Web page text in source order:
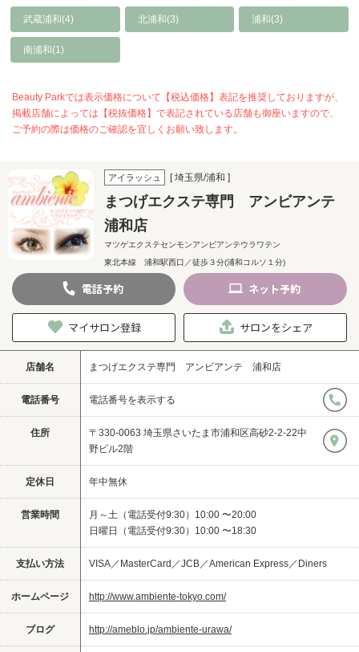
武蔵浦和(4) 北浦和(3) 浦和(3)
南浦和(1)
Beauty Parkでは表示価格について【税込価格】表記を推奨しておりますが、
掲載店舗によっては【税抜価格】で表記されている店舗も御座いますので、
ご予約の際は価格のご確認を宜しくお願い致します。
アイラッシュ [ 埼玉県/浦和 ]
まつげエクステ専門 アンビアンテ
浦和店
マツゲエクステセンモンアンビアンテウラワテン
東北本線 浦和駅西口／徒歩３分(浦和コルソ１分)
電話予約 ネット予約
マイサロン登録 サロンをシェア
店舗名 まつげエクステ専門 アンビアンテ 浦和店
電話番号 電話番号を表示する
住所
〒330-0063 埼玉県さいたま市浦和区高砂2-2-22中
野ビル2階
定休日 年中無休
営業時間
月～土（電話受付9:30）10:00 〜20:00
日曜日（電話受付9:30）10:00 〜18:30
支払い方法 VISA／MasterCard／JCB／American Express／Diners
ホームページ http://www.ambiente-tokyo.com/
ブログ http://ameblo.jp/ambiente-urawa/